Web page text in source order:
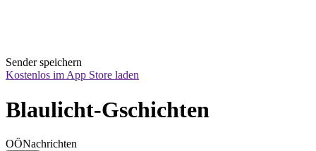
Sender speichern
Kostenlos im App Store laden
Blaulicht-Gschichten
OÖNachrichten